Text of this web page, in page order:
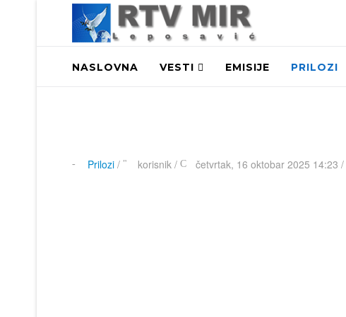
NASLOVNA VESTI EMISIJE PRILOZI
Prilozi/ korisnik / četvrtak, 16 oktobar 2025 14:23 /